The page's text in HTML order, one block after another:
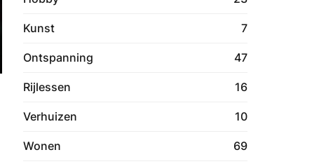
Kunst 7
Ontspanning 47
Rijlessen 16
Verhuizen 10
Wonen 69